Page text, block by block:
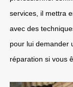
services, il mettra
avec des
pour lui demander
réparation si vous